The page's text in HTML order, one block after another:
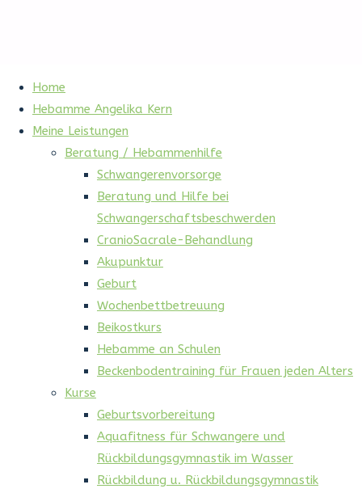
Home
Hebamme Angelika Kern
Meine Leistungen
Beratung / Hebammenhilfe
Schwangerenvorsorge
Beratung und Hilfe bei
Schwangerschaftsbeschwerden
CranioSacrale-Behandlung
Akupunktur
Geburt
Wochenbettbetreuung
Beikostkurs
Hebamme an Schulen
Beckenbodentraining für Frauen jeden Alters
Kurse
Geburtsvorbereitung
Aquafitness für Schwangere und
Rückbildungsgymnastik im Wasser
Rückbildung u. Rückbildungsgymnastik
Schlagwort: